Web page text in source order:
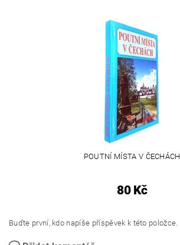
POUTNÍ MÍSTA V ČECHÁCH
80 Kč
Buďte první, kdo napíše příspěvek k této položce.